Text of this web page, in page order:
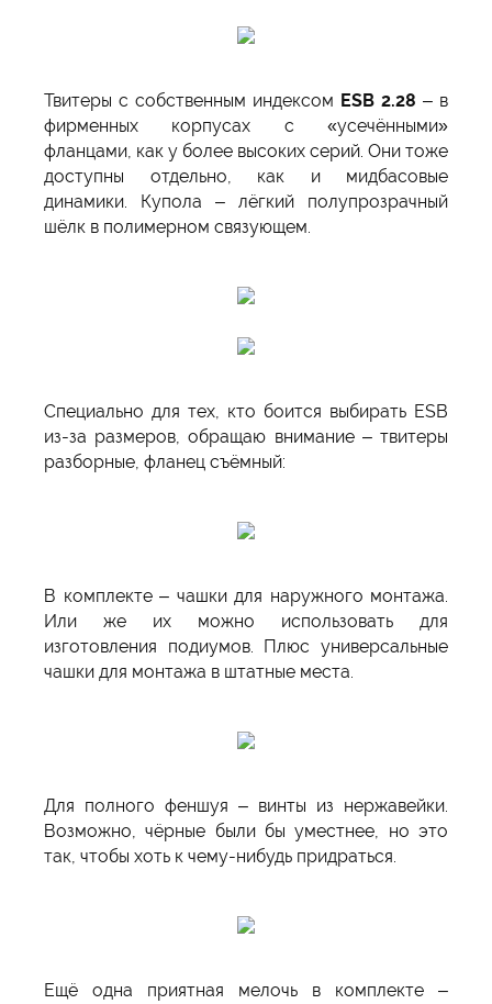
Твитеры с собственным индексом ESB 2.28 – в
фирменных корпусах с «усечёнными»
фланцами, как у более высоких серий. Они тоже
доступны отдельно, как и мидбасовые
динамики. Купола – лёгкий полупрозрачный
шёлк в полимерном связующем.
Специально для тех, кто боится выбирать ESB
из-за размеров, обращаю внимание – твитеры
разборные, фланец съёмный:
В комплекте – чашки для наружного монтажа.
Или же их можно использовать для
изготовления подиумов. Плюс универсальные
чашки для монтажа в штатные места.
Для полного феншуя – винты из нержавейки.
Возможно, чёрные были бы уместнее, но это
так, чтобы хоть к чему-нибудь придраться.
Ещё одна приятная мелочь в комплекте –